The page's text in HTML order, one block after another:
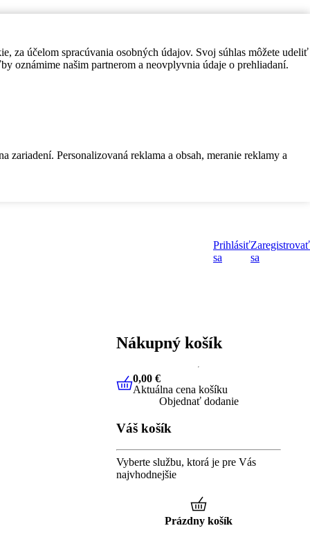
za účelom spracúvania osobných údajov. Svoj súhlas môžete udeliť
oznámime našim partnerom a neovplyvnia údaje o prehliadaní.
Personalizovaná reklama a obsah, meranie reklamy a
Prihlásiť
sa
Zaregistrovať
sa
Nákupný košík
0,00 €Aktuálna cena košíku
0,00 €
Aktuálna cena košíku
Objednať dodanie
Váš košík
Vyberte službu, ktorá je pre Vás
najvhodnejšie
Prázdny košík